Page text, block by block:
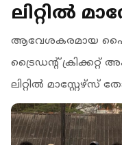
ലിറ്റിൽ
ആവേശകരമായ
ട്രൈഡന്റ് ക്രിക്കറ്റ്
ലിറ്റിൽ മാസ്റ്റേഴ്സ്